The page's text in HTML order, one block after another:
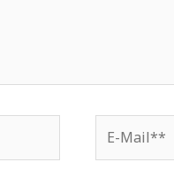
Mail**